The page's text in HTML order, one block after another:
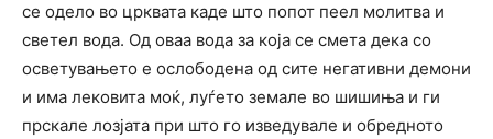
се одело во црквата каде што попот пеел молитва и
светел вода. Од оваа вода за која се смета дека со
осветувањето е ослободена од сите негативни демони
и има лековита моќ, луѓето земале во шишиња и ги
прскале лозјата при што го изведувале и обредното